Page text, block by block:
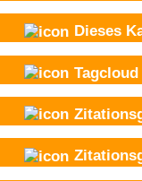
Dieses
Tagcloud